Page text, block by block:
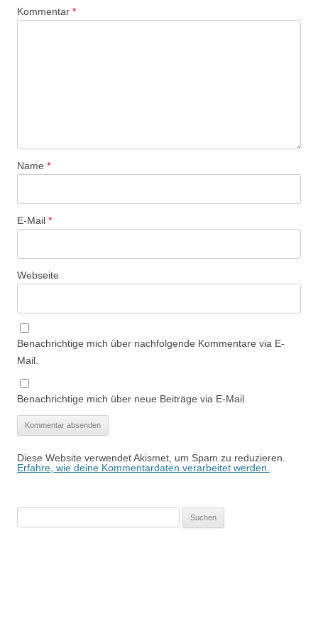
Kommentar *
Name *
E-Mail *
Webseite
Benachrichtige mich über nachfolgende Kommentare via E-
Mail.
Benachrichtige mich über neue Beiträge via E-Mail.
Diese Website verwendet Akismet, um Spam zu reduzieren.
Erfahre, wie deine Kommentardaten verarbeitet werden.